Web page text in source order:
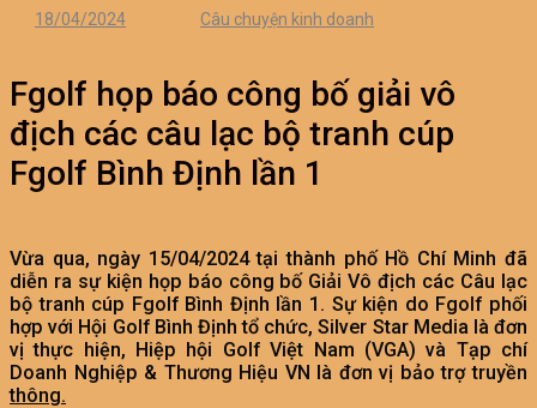
18/04/2024 Câu chuyện kinh doanh
Fgolf họp báo công bố giải vô
địch các câu lạc bộ tranh cúp
Fgolf Bình Định lần 1
Vừa qua, ngày 15/04/2024 tại thành phố Hồ Chí Minh đã
diễn ra sự kiện họp báo công bố Giải Vô địch các Câu lạc
bộ tranh cúp Fgolf Bình Định lần 1. Sự kiện do Fgolf phối
hợp với Hội Golf Bình Định tổ chức, Silver Star Media là đơn
vị thực hiện, Hiệp hội Golf Việt Nam (VGA) và Tạp chí
Doanh Nghiệp & Thương Hiệu VN là đơn vị bảo trợ truyền
thông.